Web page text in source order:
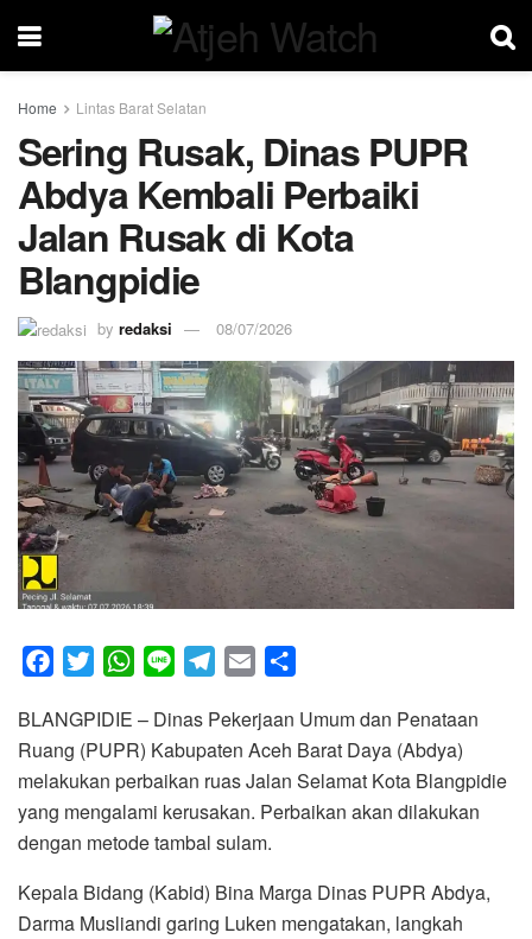
Home Lintas Barat Selatan
Sering Rusak, Dinas PUPR
Abdya Kembali Perbaiki
Jalan Rusak di Kota
Blangpidie
by redaksi 08/07/2026
c
e
b
o
o
i
t
t
e
r
W
a
t
s
A
p
n
e
l
e
g
r
a
a
i
l
a
r
e
BLANGPIDIE – Dinas Pekerjaan Umum dan Penataan
Ruang (PUPR) Kabupaten Aceh Barat Daya (Abdya)
melakukan perbaikan ruas Jalan Selamat Kota Blangpidie
yang mengalami kerusakan. Perbaikan akan dilakukan
dengan metode tambal sulam.
Kepala Bidang (Kabid) Bina Marga Dinas PUPR Abdya,
Darma Musliandi garing Luken mengatakan, langkah